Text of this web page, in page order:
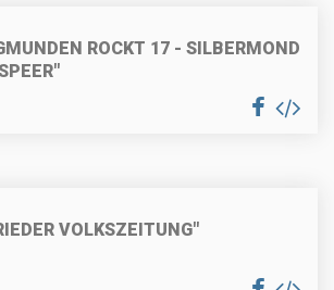
ROCKT 17 - SILBERMOND
VOLKSZEITUNG"